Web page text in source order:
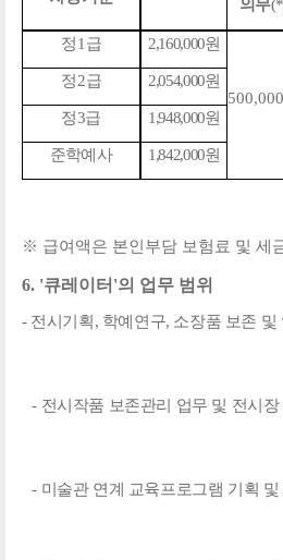
의무
정1 급 2,160,000원
500,000
정2급 2,054,000원
정3급 1,948,000원
준학예사 1,842,000원
※ 급여액은 본인부담 보험료 및 세
6. '큐레이터 '의 업무 범위
- 전시기획, 학예연구, 소장품 보존 및
- 전시작품 보존관리 업무 및 전시장
- 미술관 연계 교육프로그램 기획 및